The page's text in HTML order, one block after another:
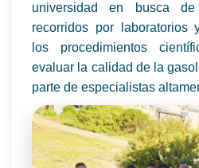
universidad en busca de
recorridos por laboratorios
los procedimientos
evaluar la calidad de la
parte de especialistas